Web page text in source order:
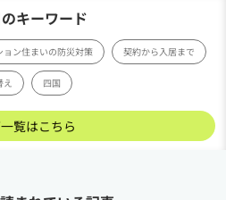
キーワード
ョン住まいの防災対策 契約から入居まで
四国
覧はこちら